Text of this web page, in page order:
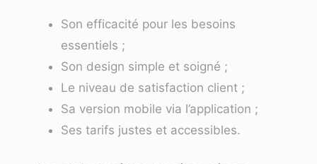
Son efficacité pour les besoins
essentiels ;
Son design simple et soigné ;
Le niveau de satisfaction client ;
Sa version mobile via l’application ;
Ses tarifs justes et accessibles.